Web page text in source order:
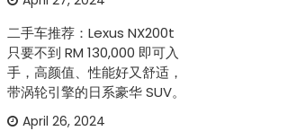
二手车推荐：Lexus NX200t
只要不到 RM 130,000 即可入
手，高颜值、性能好又舒适，
带涡轮引擎的日系豪华 SUV。
April 26, 2024